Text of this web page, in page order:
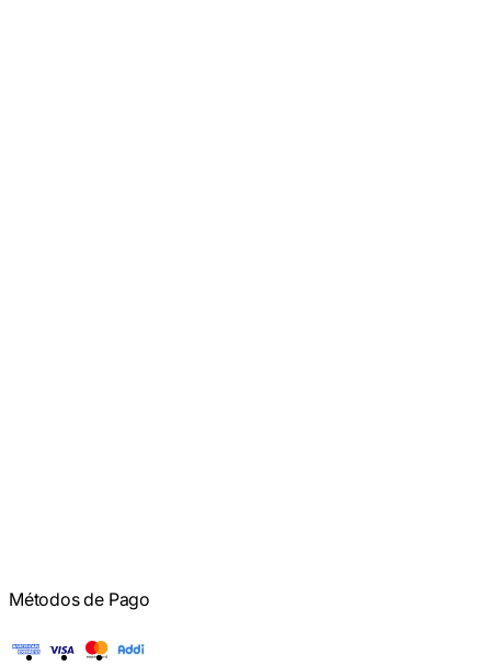
Métodos de Pago
American Express
Visa Mastercard